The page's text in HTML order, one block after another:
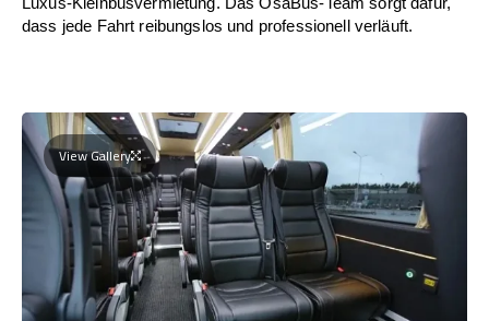
dass jede Fahrt reibungslos und professionell verläuft.
View Gallery